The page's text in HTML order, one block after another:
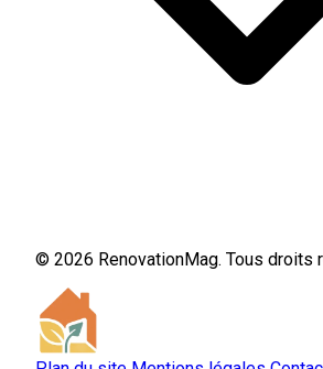
© 2026 RenovationMag. Tous droits